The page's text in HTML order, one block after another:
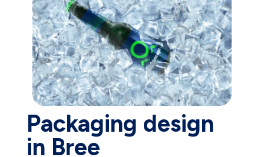
Packaging design
in Bree